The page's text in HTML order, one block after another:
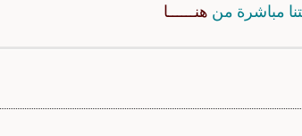
مباشرة من هنــــــا